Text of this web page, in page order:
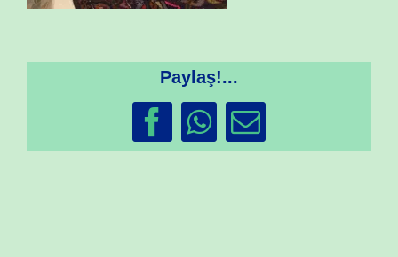
Paylaş!...
Facebook
WhatsApp
Email